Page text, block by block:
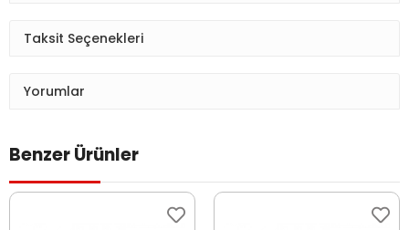
Taksit Seçenekleri
Yorumlar
Benzer Ürünler